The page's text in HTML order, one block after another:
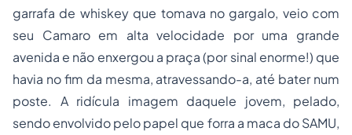
garrafa de whiskey que tomava no gargalo, veio com
seu Camaro em alta velocidade por uma grande
avenida e não enxergou a praça (por sinal enorme!) que
havia no fim da mesma, atravessando-a, até bater num
poste. A ridícula imagem daquele jovem, pelado,
sendo envolvido pelo papel que forra a maca do SAMU,